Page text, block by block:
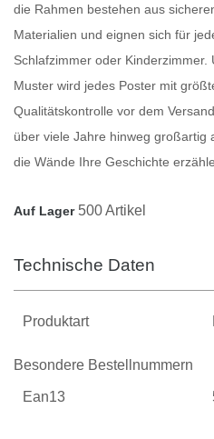
die Rahmen bestehen aus
Materialien und eignen sich für
Schlafzimmer oder
Muster wird jedes Poster mit
Qualitätskontrolle vor dem
über viele Jahre hinweg großartig
die Wände Ihre Geschichte
Auf Lager 500 Artikel
Technische Daten
Produktart
Besondere Bestellnummern
Ean13